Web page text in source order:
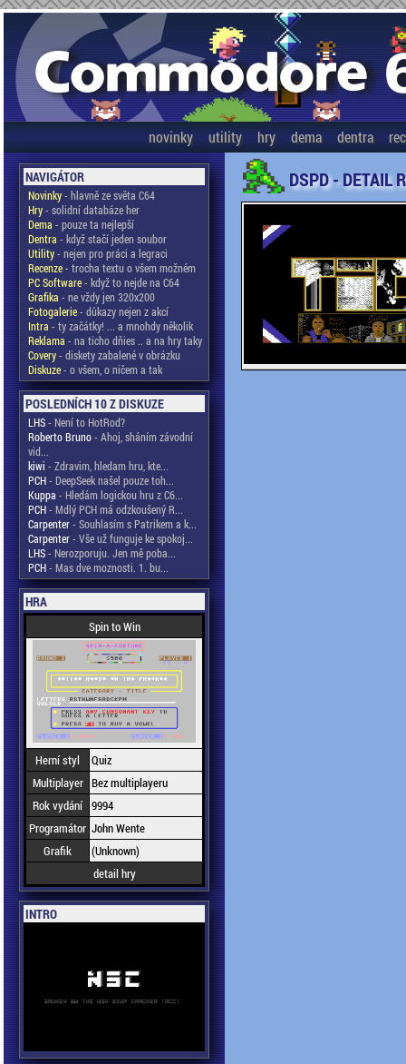
novinky utility hry dema dentra
NAVIGÁTOR
Novinky- hlavně ze světa C64
Hry- solidní databáze her
Dema - pouze ta nejlepší
Dentra - když stačí jeden soubor
Utility- nejen pro práci a legraci
Recenze- trocha textu o všem možném
PC Software- když to nejde na C64
Grafika - ne vždy jen 320x200
Fotogalerie- důkazy nejen z akcí
Intra - ty začátky! ... a mnohdy několik
Reklama - na ticho dňies .. a na hry taky
Covery- diskety zabalené v obrázku
Diskuze- o všem, o ničem a tak
POSLEDNÍCH 10 Z DISKUZE
LHS- Není to HotRod?
Roberto Bruno- Ahoj, sháním závodní
vid...
kiwi - Zdravim, hledam hru, kte...
PCH- DeepSeek našel pouze toh...
Kuppa - Hledám logickou hru z C6...
PCH- Mdlý PCH má odzkoušený R...
Carpenter- Souhlasím s Patrikem a k...
Carpenter- Vše už funguje ke spokoj...
LHS- Nerozporuju. Jen mě poba...
PCH- Mas dve moznosti. 1. bu...
HRA
Spin to Win
Herní styl
Quiz
Multiplayer Bez multiplayeru
Rok vydání 9994
Programátor John Wente
Grafik
(Unknown)
detail hry
INTRO
DSPD - DETAIL